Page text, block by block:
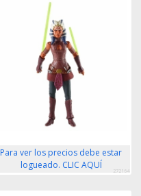
Para ver los precios debe estar
logueado. CLIC AQUÍ
272164